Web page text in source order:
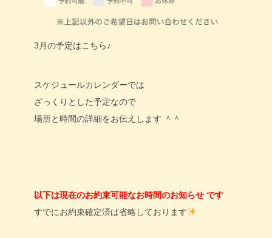
3月の予定はこちら♪
スケジュールカレンダーでは
ざっくりとした予定なので
場所と時間の詳細をお伝えします ＾＾
以下は現在のお約束可能なお時間のお知らせ です
すでにお約束確定済は省略しております